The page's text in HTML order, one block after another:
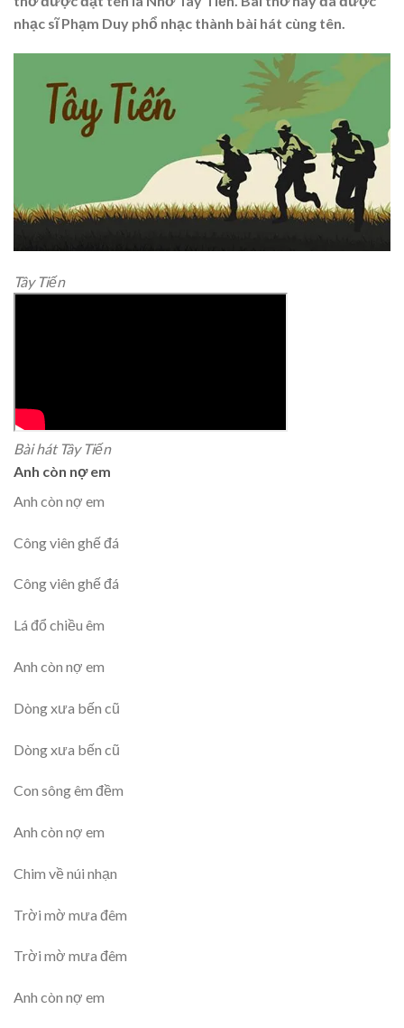
nhạc sĩ Phạm Duy phổ nhạc thành bài hát cùng tên.
Tây Tiến
Bài hát Tây Tiến
Anh còn nợ em
Anh còn nợ em
Công viên ghế đá
Công viên ghế đá
Lá đổ chiều êm
Anh còn nợ em
Dòng xưa bến cũ
Dòng xưa bến cũ
Con sông êm đềm
Anh còn nợ em
Chim về núi nhạn
Trời mờ mưa đêm
Trời mờ mưa đêm
Anh còn nợ em